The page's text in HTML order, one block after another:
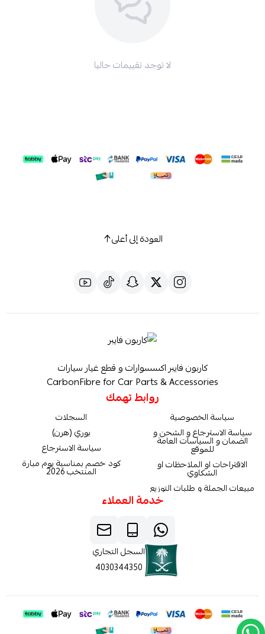
لا توجد تقييمات حاليا
العودة إلى أعلى
كاربون فايبر اكسسوارات و قطع غيار سيارات
CarbonFibre for Car Parts & Accessories
روابط تهمك
سياسة الخصوصية
سياسة الاسترجاع و الشحن و
الضمان و السياسات العامة
للموقع
الاقتراحات او الملاحظات او
الشكاوي
مبيعات الجملة و طلبات التوزيع
السجلات
بوري (هرن)
سياسة الاسترجاع
كود خصم بمناسبة يوم مبارة
المنتخب 2026
خدمة العملاء
السجل التجاري
4030344350